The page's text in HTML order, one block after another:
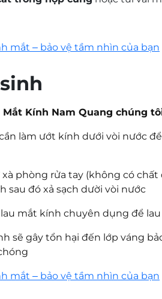
mắt – bảo vệ tầm nhìn của bạn
Kính Nam Quang chúng
làm ướt kính dưới vòi nước
phòng rửa tay (không có
sau đó xả sạch dười vòi nước
mắt kính chuyên dụng để lau
sẽ gây tổn hại đến lớp váng
mắt – bảo vệ tầm nhìn của bạn